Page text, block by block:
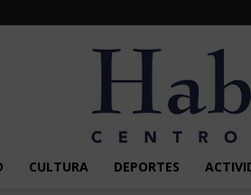
CULTURA DEPORTES